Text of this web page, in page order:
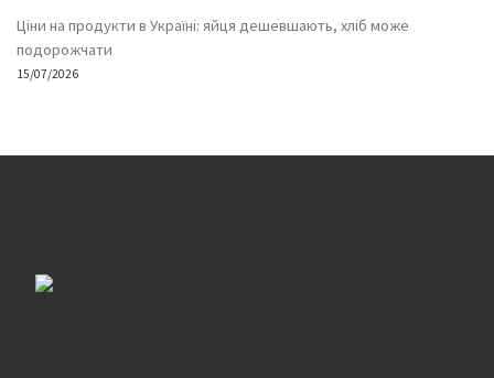
Ціни на продукти в Україні: яйця дешевшають, хліб може
подорожчати
15/07/2026